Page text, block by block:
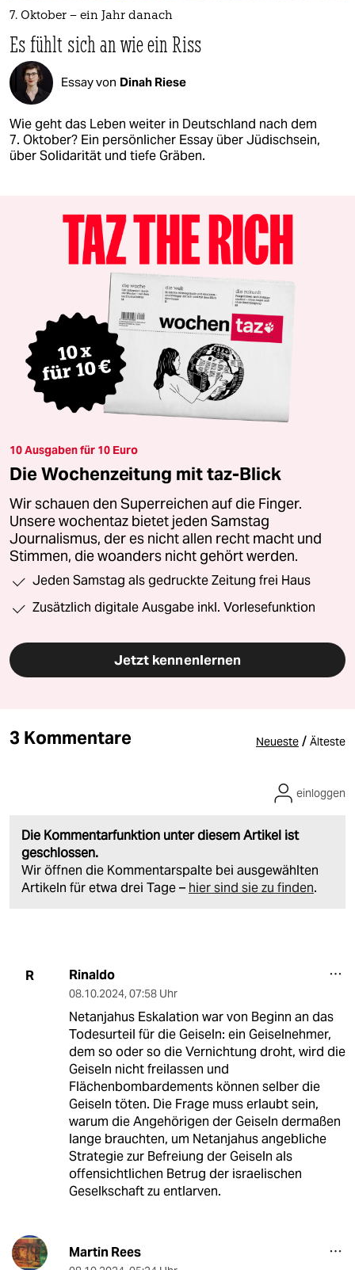
7. Oktober – ein Jahr danach
Es fühlt sich an wie ein Riss
Essay von Dinah Riese
Wie geht das Leben weiter in Deutschland nach dem
7. Oktober? Ein persönlicher Essay über Jüdischsein,
über Solidarität und tiefe Gräben.
10 Ausgaben für 10 Euro
Die Wochenzeitung mit taz-Blick
Wir schauen den Superreichen auf die Finger.
Unsere wochentaz bietet jeden Samstag
Journalismus, der es nicht allen recht macht und
Stimmen, die woanders nicht gehört werden.
Jeden Samstag als gedruckte Zeitung frei Haus
Zusätzlich digitale Ausgabe inkl. Vorlesefunktion
Jetzt kennenlernen
3 Kommentare Neueste / Älteste
Die Kommentarfunktion unter diesem Artikel ist
geschlossen.
Wir öffnen die Kommentarspalte bei ausgewählten
Artikeln für etwa drei Tage – hier sind sie zu finden.
einloggen
R Rinaldo
08.10.2024, 07:58 Uhr
Netanjahus Eskalation war von Beginn an das
Todesurteil für die Geiseln: ein Geiselnehmer,
dem so oder so die Vernichtung droht, wird die
Geiseln nicht freilassen und
Flächenbombardements können selber die
Geiseln töten. Die Frage muss erlaubt sein,
warum die Angehörigen der Geiseln dermaßen
lange brauchten, um Netanjahus angebliche
Strategie zur Befreiung der Geiseln als
offensichtlichen Betrug der israelischen
Geselkschaft zu entlarven.
Martin Rees